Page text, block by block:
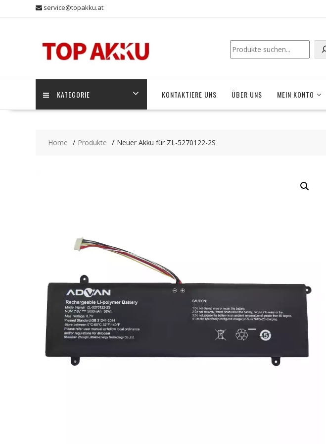
service@topakku.at
KATEGORIE KONTAKTIERE UNS ÜBER UNS MEIN KONTO
Home Produkte Neuer Akku für ZL-5270122-2S